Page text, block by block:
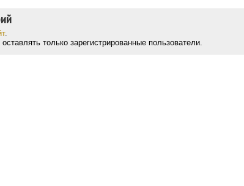
.
только зарегистрированные пользователи.